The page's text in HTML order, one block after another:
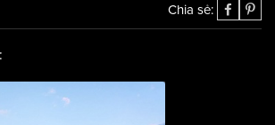
Chia sẻ: